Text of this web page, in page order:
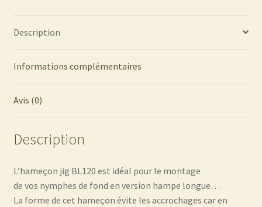
Description
Informations complémentaires
Avis (0)
Description
L’hameçon jig BL120 est idéal pour le montage
de vos nymphes de fond en version hampe longue…
La forme de cet hameçon évite les accrochages car en